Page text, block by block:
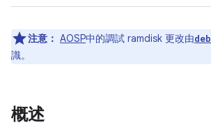
注意： AOSP中的調試 ramdisk 更改由
識。
概述